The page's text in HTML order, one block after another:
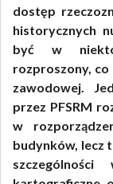
dostęp
historycznych
być w
rozproszony,
zawodowej.
przez PFSRM
w
budynków, lecz